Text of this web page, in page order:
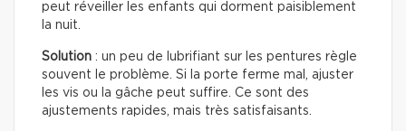
peut réveiller les enfants qui dorment paisiblement
la nuit.
Solution : un peu de lubrifiant sur les pentures règle
souvent le problème. Si la porte ferme mal, ajuster
les vis ou la gâche peut suffire. Ce sont des
ajustements rapides, mais très satisfaisants.